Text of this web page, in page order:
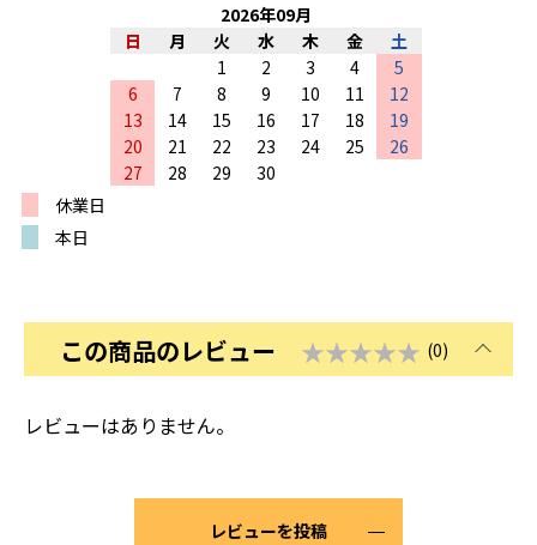
2026年09月
日
月 火 水 木 金
土
1
2 3 4
5
6
7 8 9 10 11
12
13
14 15 16 17 18
19
20
21 22 23 24 25
26
27
28 29
30
休業日
本日
この商品のレビュー ★★★★★ (0)
レビューはありません。
レビューを投稿